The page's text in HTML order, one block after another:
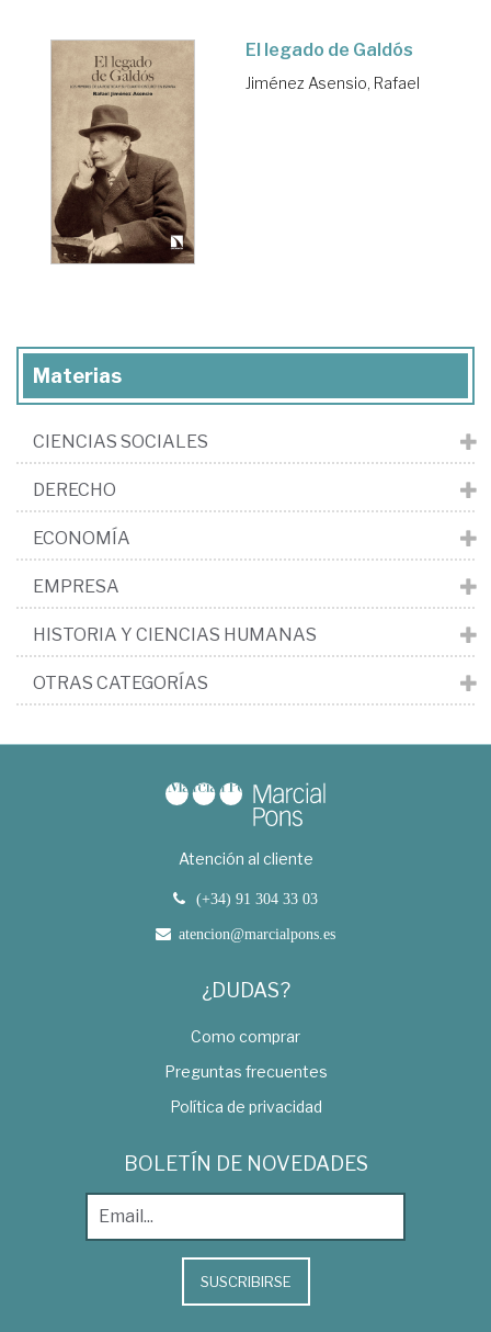
El legado de Galdós
Jiménez Asensio, Rafael
Materias
CIENCIAS SOCIALES
DERECHO
ECONOMÍA
EMPRESA
HISTORIA Y CIENCIAS HUMANAS
OTRAS CATEGORÍAS
Atención al cliente
(+34) 91 304 33 03
atencion@marcialpons.es
¿DUDAS?
Como comprar
Preguntas frecuentes
Política de privacidad
BOLETÍN DE NOVEDADES
SUSCRIBIRSE